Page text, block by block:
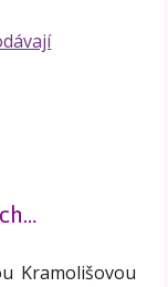
Kramolišovou